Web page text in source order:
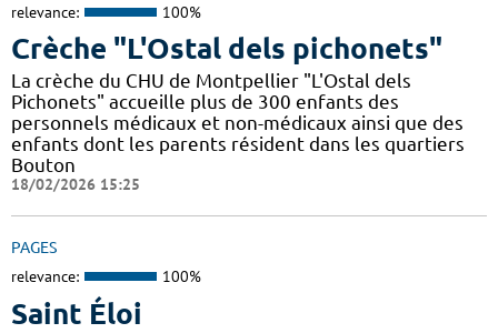
relevance: 100%
Crèche "L'Ostal dels pichonets"
La crèche du CHU de Montpellier "L'Ostal dels
Pichonets" accueille plus de 300 enfants des
personnels médicaux et non-médicaux ainsi que des
enfants dont les parents résident dans les quartiers
Bouton
18/02/2026 15:25
PAGES
relevance: 100%
Saint Éloi